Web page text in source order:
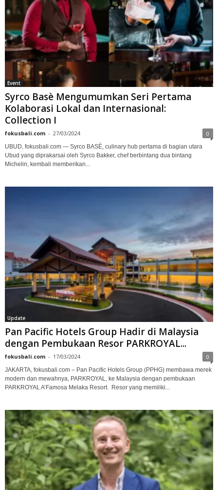
Event
Syrco Basè Mengumumkan Seri Pertama
Kolaborasi Lokal dan Internasional:
Collection I
fokusbali.com - 27/03/2024 0
UBUD, fokusbali.com — Syrco BASÈ, culinary hub pertama di bagian utara
Ubud yang diprakarsai oleh Syrco Bakker, chef berbintang dua bintang
Michelin, kembali memberikan...
Update
Pan Pacific Hotels Group Hadir di Malaysia
dengan Pembukaan Resor PARKROYAL...
fokusbali.com - 17/03/2024 0
JAKARTA, fokusbali.com – Pan Pacific Hotels Group (PPHG) membawa merek
modern dan mewahnya, PARKROYAL, ke Malaysia dengan pembukaan
PARKROYAL A’Famosa Melaka Resort. Resor yang memiliki...